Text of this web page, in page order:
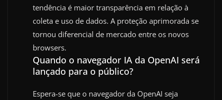
tendência é maior transparência em relação à
coleta e uso de dados. A proteção aprimorada se
tornou diferencial de mercado entre os novos
browsers.
Quando o navegador IA da OpenAI será
lançado para o público?
Espera-se que o navegador da OpenAI seja